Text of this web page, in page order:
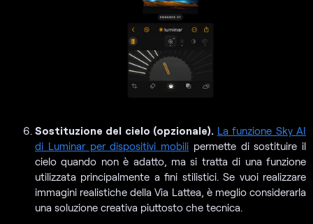
Sostituzione del cielo (opzionale). La funzione Sky AI
di Luminar per dispositivi mobili permette di sostituire il
cielo quando non è adatto, ma si tratta di una funzione
utilizzata principalmente a fini stilistici. Se vuoi realizzare
immagini realistiche della Via Lattea, è meglio considerarla
una soluzione creativa piuttosto che tecnica.